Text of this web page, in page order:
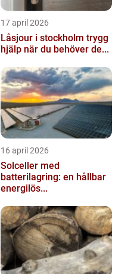
17 april 2026
Låsjour i stockholm trygg
hjälp när du behöver de...
16 april 2026
Solceller med
batterilagring: en hållbar
energilös...